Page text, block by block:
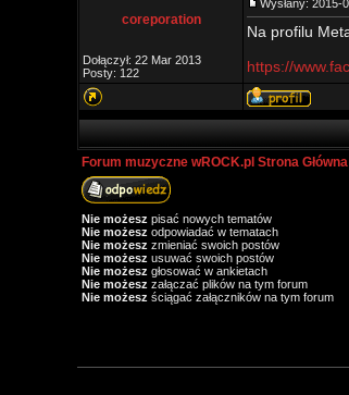
coreporation
Dołączył: 22 Mar 2013
Posty: 122
Wysłany: 2015-
Na profilu
https://
Forum muzyczne wROCK.pl Strona Główna
Nie możesz pisać nowych tematów
Nie możesz odpowiadać w tematach
Nie możesz zmieniać swoich postów
Nie możesz usuwać swoich postów
Nie możesz głosować w ankietach
Nie możesz załączać plików na tym forum
Nie możesz ściągać załączników na tym forum